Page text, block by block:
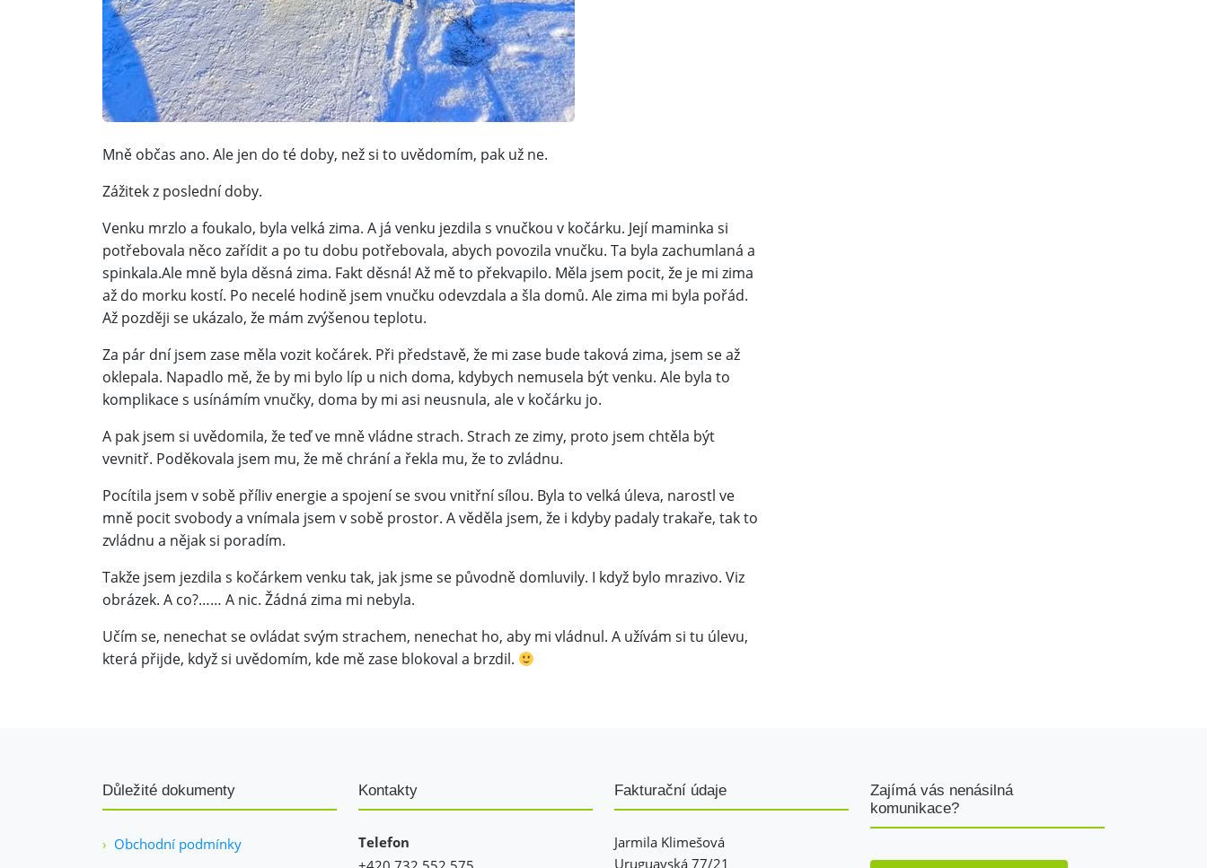
Mně občas ano. Ale jen do té doby, než si to uvědomím, pak už ne.
Zážitek z poslední doby.
Venku mrzlo a foukalo, byla velká zima. A já venku jezdila s vnučkou v kočárku. Její maminka si
potřebovala něco zařídit a po tu dobu potřebovala, abych povozila vnučku. Ta byla zachumlaná a
spinkala.Ale mně byla děsná zima. Fakt děsná! Až mě to překvapilo. Měla jsem pocit, že je mi zima
až do morku kostí. Po necelé hodině jsem vnučku odevzdala a šla domů. Ale zima mi byla pořád.
Až později se ukázalo, že mám zvýšenou teplotu.
Za pár dní jsem zase měla vozit kočárek. Při představě, že mi zase bude taková zima, jsem se až
oklepala. Napadlo mě, že by mi bylo líp u nich doma, kdybych nemusela být venku. Ale byla to
komplikace s usínámím vnučky, doma by mi asi neusnula, ale v kočárku jo.
A pak jsem si uvědomila, že teď ve mně vládne strach. Strach ze zimy, proto jsem chtěla být
vevnitř. Poděkovala jsem mu, že mě chrání a řekla mu, že to zvládnu.
Pocítila jsem v sobě příliv energie a spojení se svou vnitřní sílou. Byla to velká úleva, narostl ve
mně pocit svobody a vnímala jsem v sobě prostor. A věděla jsem, že i kdyby padaly trakaře, tak to
zvládnu a nějak si poradím.
Takže jsem jezdila s kočárkem venku tak, jak jsme se původně domluvily. I když bylo mrazivo. Viz
obrázek. A co?…… A nic. Žádná zima mi nebyla.
Učím se, nenechat se ovládat svým strachem, nenechat ho, aby mi vládnul. A užívám si tu úlevu,
která přijde, když si uvědomím, kde mě zase blokoval a brzdil.
Důležité dokumenty
Obchodní podmínky
Kontakty
Telefon
Fakturační údaje
Jarmila Klimešová
Uruguayská 77/21
Zajímá vás nenásilná
komunikace?